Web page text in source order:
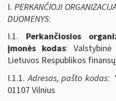
I. PERKANČIOJI
DUOMENYS:
I.1. Perkančiosios
įmonės kodas:
Lietuvos Respublikos
I.1.1.Adresas, pašto kodas:
01107 Vilnius